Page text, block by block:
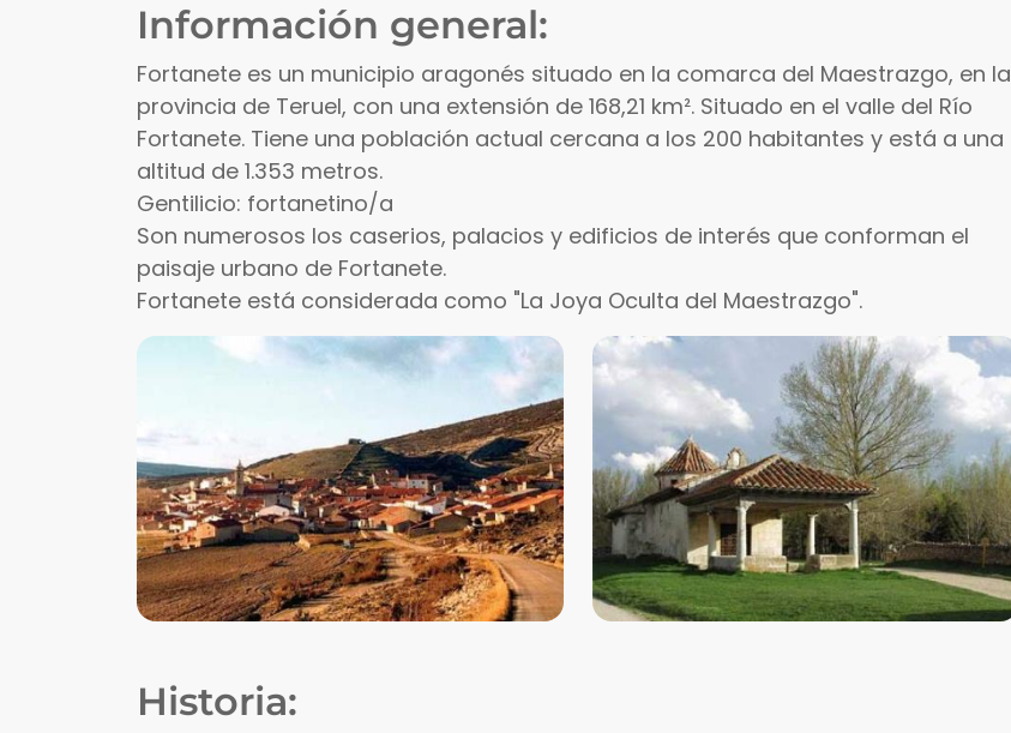
Información general:
Fortanete es un municipio aragonés situado en la comarca del Maestrazgo, en la
provincia de Teruel, con una extensión de 168,21 km². Situado en el valle del Río
Fortanete. Tiene una población actual cercana a los 200 habitantes y está a una
altitud de 1.353 metros.
Gentilicio: fortanetino/a
Son numerosos los caserios, palacios y edificios de interés que conforman el
paisaje urbano de Fortanete.
Fortanete está considerada como "La Joya Oculta del Maestrazgo".
Historia: